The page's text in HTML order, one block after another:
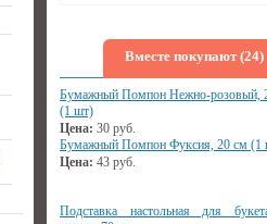
Вместе покупают (24)
Бумажный Помпон Нежно-розовый,
(1 шт)
Цена: 30 руб.
Бумажный Помпон Фуксия, 20 см (1
Цена: 43 руб.
Подставка настольная для